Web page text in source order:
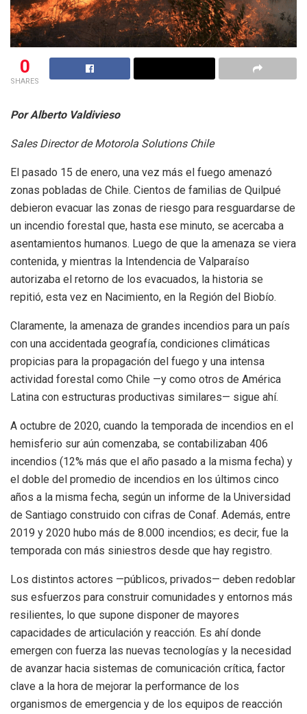
0
SHARES
Por Alberto Valdivieso
Sales Director de Motorola Solutions Chile
El pasado 15 de enero, una vez más el fuego amenazó
zonas pobladas de Chile. Cientos de familias de Quilpué
debieron evacuar las zonas de riesgo para resguardarse de
un incendio forestal que, hasta ese minuto, se acercaba a
asentamientos humanos. Luego de que la amenaza se viera
contenida, y mientras la Intendencia de Valparaíso
autorizaba el retorno de los evacuados, la historia se
repitió, esta vez en Nacimiento, en la Región del Biobío.
Claramente, la amenaza de grandes incendios para un país
con una accidentada geografía, condiciones climáticas
propicias para la propagación del fuego y una intensa
actividad forestal como Chile —y como otros de América
Latina con estructuras productivas similares— sigue ahí.
A octubre de 2020, cuando la temporada de incendios en el
hemisferio sur aún comenzaba, se contabilizaban 406
incendios (12% más que el año pasado a la misma fecha) y
el doble del promedio de incendios en los últimos cinco
años a la misma fecha, según un informe de la Universidad
de Santiago construido con cifras de Conaf. Además, entre
2019 y 2020 hubo más de 8.000 incendios; es decir, fue la
temporada con más siniestros desde que hay registro.
Los distintos actores —públicos, privados— deben redoblar
sus esfuerzos para construir comunidades y entornos más
resilientes, lo que supone disponer de mayores
capacidades de articulación y reacción. Es ahí donde
emergen con fuerza las nuevas tecnologías y la necesidad
de avanzar hacia sistemas de comunicación crítica, factor
clave a la hora de mejorar la performance de los
organismos de emergencia y de los equipos de reacción